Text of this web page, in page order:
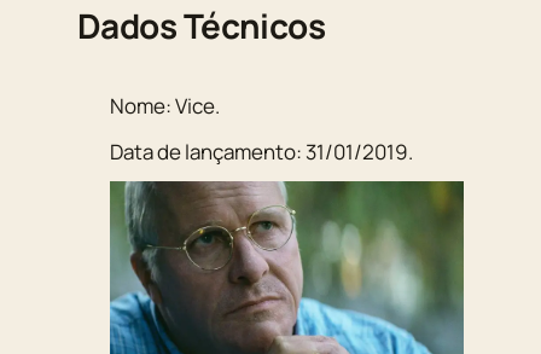
Dados Técnicos
Nome:Vice.
Data de lançamento:31/01/2019.